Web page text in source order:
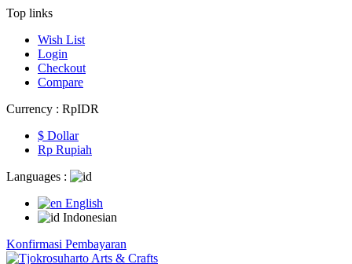
Top links
Wish List
Login
Checkout
Compare
Currency : Rp‎IDR
$ Dollar
Rp‎ Rupiah
Languages :
English
Indonesian
Konfirmasi Pembayaran